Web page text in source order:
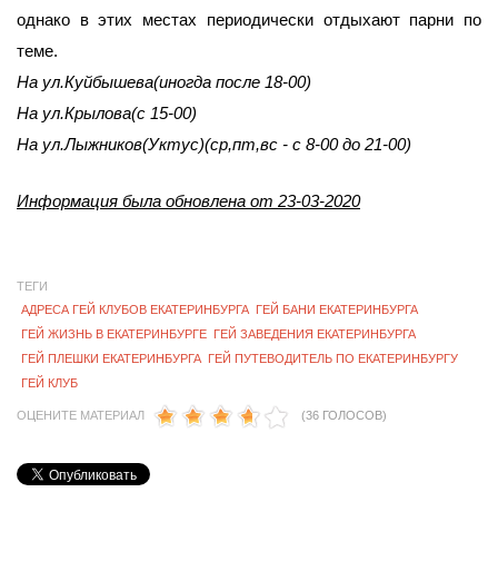
однако в этих местах периодически отдыхают парни по
теме.
На ул.Куйбышева(иногда после 18-00)
На ул.Крылова(с 15-00)
На ул.Лыжников(Уктус)(ср,пт,вс - с 8-00 до 21-00)
Информация была обновлена от 23-03-2020
ТЕГИ
АДРЕСА ГЕЙ КЛУБОВ ЕКАТЕРИНБУРГА ГЕЙ БАНИ ЕКАТЕРИНБУРГА
ГЕЙ ЖИЗНЬ В ЕКАТЕРИНБУРГЕ ГЕЙ ЗАВЕДЕНИЯ ЕКАТЕРИНБУРГА
ГЕЙ ПЛЕШКИ ЕКАТЕРИНБУРГА ГЕЙ ПУТЕВОДИТЕЛЬ ПО ЕКАТЕРИНБУРГУ
ГЕЙ КЛУБ
ОЦЕНИТЕ МАТЕРИАЛ (36 ГОЛОСОВ)